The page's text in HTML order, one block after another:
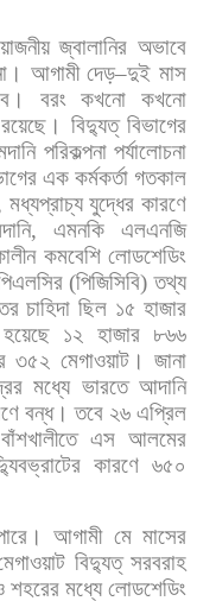
জ্বালানির অভাবে
আগামী দেড়–দুই মাস
বরং কখনো
কখনো
রয়েছে। বিদ্যুত্ বিভাগের
পরিকল্পনা পর্যালোচনা
এক কর্মকর্তা গতকাল
মধ্যপ্রাচ্য যুদ্ধের কারণে
, এমনকি
এলএনজি
কমবেশি লোডশেডিং
(পিজিসিবি)তথ্য
চাহিদা ছিল ১৫ হাজার
হয়েছে ১২ হাজার ৮৬৬
৩৫২ মেগাওয়াট। জানা
মধ্যে ভারতে আদানি
বন্ধ। তবে ২৬ এপ্রিল
বাঁশখালীতে এস আলমের
কারণে ৬৫০
আগামী মে মাসের
বিদ্যুত্ সরবরাহ
শহরের মধ্যে লোডশেডিং